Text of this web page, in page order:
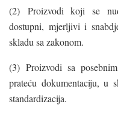
(2) Proizvodi koji se
dostupni, mjerljivi i
skladu sa zakonom.
(3) Proizvodi sa
prateću dokumentaciju, u
standardizacija.